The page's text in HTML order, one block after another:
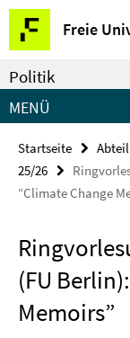
Springe
direkt
zu
Inhalt
Freie
Service-
Navigation
Politik
MENÜ
Startseite
25/26
“Climate Change
(FU
Memoirs”